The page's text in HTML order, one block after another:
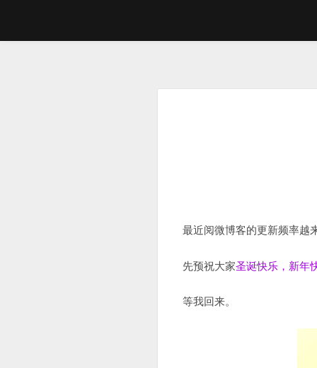
content
最近阅微博客的更新频率越
先预祝大家圣诞快乐，新年
等我回来。